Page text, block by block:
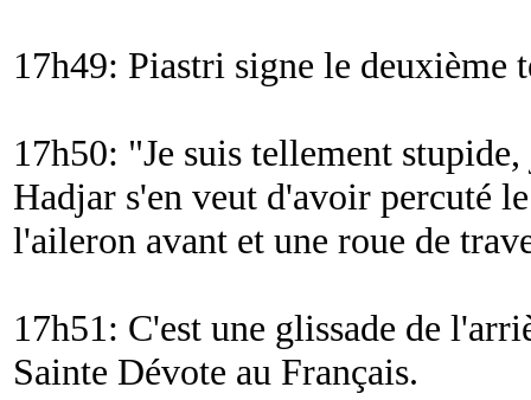
17h49: Piastri signe le deuxième
17h50: "Je suis tellement
Hadjar s'en veut d'avoir percuté
l'aileron avant et une roue de
17h51: C'est une glissade de
Sainte Dévote au Français.